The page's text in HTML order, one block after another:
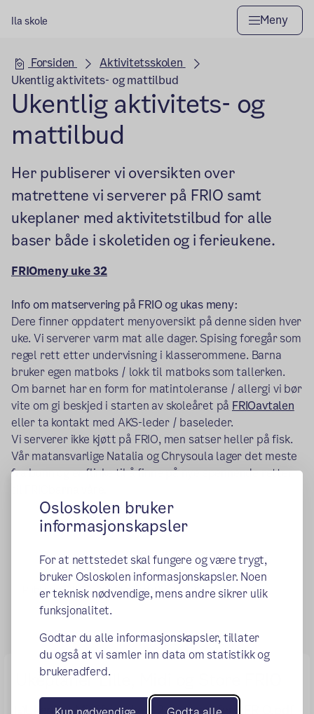
Osloskolen bruker
informasjonskapsler
For at nettstedet skal fungere og være trygt,
bruker Osloskolen informasjonskapsler. Noen
er teknisk nødvendige, mens andre sikrer ulik
funksjonalitet.
Godtar du alle informasjonskapsler, tillater
du også at vi samler inn data om statistikk og
brukeradferd.
Ila skole Meny
Hovedseksjon
Forsiden
Aktivitetsskolen
Ukentlig aktivitets- og mattilbud
Ukentlig aktivitets- og
mattilbud
Her publiserer vi oversikten over
matrettene vi serverer på FRIO samt
ukeplaner med aktivitetstilbud for alle
baser både i skoletiden og i ferieukene.
FRIOmeny uke 32
Info om matservering på FRIO og ukas meny:
Dere finner oppdatert menyoversikt på denne siden hver
uke. Vi serverer varm mat alle dager. Spising foregår som
regel rett etter undervisning i klasserommene. Barna
bruker egen matboks / lokk til matboks som tallerken.
Om barnet har en form for matintoleranse / allergi vi bør
vite om gi beskjed i starten av skoleåret på FRIOavtalen
eller ta kontakt med AKS-leder / baseleder.
Vi serverer ikke kjøtt på FRIO, men satser heller på fisk.
Vår matansvarlige Natalia og Chrysoula lager det meste
fra bunn og er flinke til å finne på nye spennende retter
Publisert:19.11.2018Endret: 01.08.2026
Ukeplaner Lille, Midi og Store FRIO
Ukeplan Midifrio uke 32_sommerferieFRIO.pdf